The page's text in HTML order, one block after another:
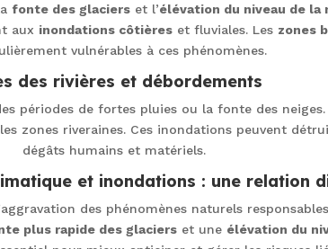
fonte des glaciers et l’élévation du niveau de la
aux inondations côtières et fluviales. Les zones
vulnérables à ces phénomènes.
des rivières et débordements
périodes de fortes pluies ou la fonte des neiges.
zones riveraines. Ces inondations peuvent
dégâts humains et matériels.
et inondations : une relation
des phénomènes naturels
plus rapide des glacierset une élévation du